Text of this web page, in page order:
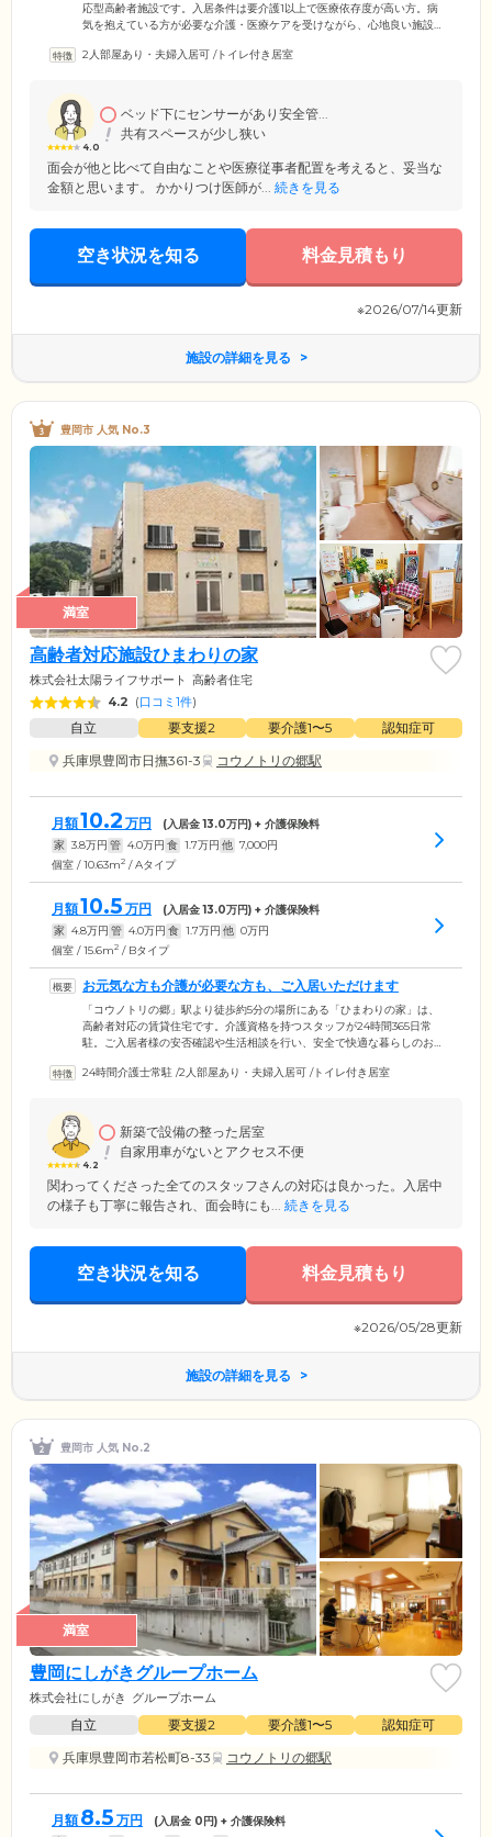
応型高齢者施設です。入居条件は要介護1以上で医療依存度が高い方。病
気を抱えている方が必要な介護・医療ケアを受けながら、心地良い施設
時間365日常駐。ご入居者様の安否確認や生活相談に対応します。介護保
医療依存度が高い方、全身麻痺など障害をお持ちの方も、どうぞ安心し
てご入居ください。
2人部屋あり・夫婦入居可 /トイレ付き居室
4.0
ベッド下にセンサーがあり安全管...
共有スペースが少し狭い
面会が他と比べて自由なことや医療従事者配置を考えると、妥当な
金額と思います。 かかりつけ医師が... 続きを見る
空き状況を知る 料金見積もり
※2026/07/14更新
施設の詳細を見る
豊岡市 人気 No.3
満室
高齢者対応施設ひまわりの家
株式会社太陽ライフサポート 高齢者住宅
4.2 (口コミ1件)
自立 要支援2 要介護1〜5
認知症可
兵庫県豊岡市日撫361-3
コウノトリの郷駅
月額10.2 万円 (入居金13.0万円) + 介護保険料
家 3.8万円 管 4.0万円 食 1.7万円 他 7,000円
個室 / 10.63m2 / Aタイプ
月額10.5 万円 (入居金13.0万円) + 介護保険料
家 4.8万円 管 4.0万円 食 1.7万円 他 0万円
個室 / 15.6m2 / Bタイプ
お元気な方も介護が必要な方も、ご入居いただけます
「コウノトリの郷」駅より徒歩約5分の場所にある「ひまわりの家」は、
高齢者対応の賃貸住宅です。介護資格を持つスタッフが24時間365日常
駐。ご入居者様の安否確認や生活相談を行い、安全で快適な暮らしのお
散歩にもおすすめです。食事・入浴・排泄・着替えの介助など介護保険
考えて住み替えたい方も、現在介護が必要な方も、安心してご入居いた
だけます。
24時間介護士常駐 /2人部屋あり・夫婦入居可 /トイレ付き居室
4.2
新築で設備の整った居室
自家用車がないとアクセス不便
関わってくださった全てのスタッフさんの対応は良かった。入居中
の様子も丁寧に報告され、面会時にも... 続きを見る
空き状況を知る 料金見積もり
※2026/05/28更新
施設の詳細を見る
豊岡市 人気 No.2
満室
豊岡にしがきグループホーム
株式会社にしがき グループホーム
自立 要支援2 要介護1〜5
認知症可
兵庫県豊岡市若松町8-33
コウノトリの郷駅
月額 8.5 万円 (入居金 0円) + 介護保険料